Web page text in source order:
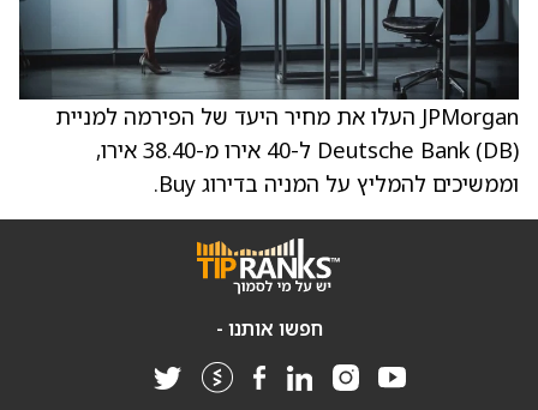
JPMorgan העלו את מחיר היעד של הפירמה למניית
Deutsche Bank (DB) ל-40 אירו מ-38.40 אירו,
וממשיכים להמליץ על המניה בדירוג Buy.
חפשו אותנו -